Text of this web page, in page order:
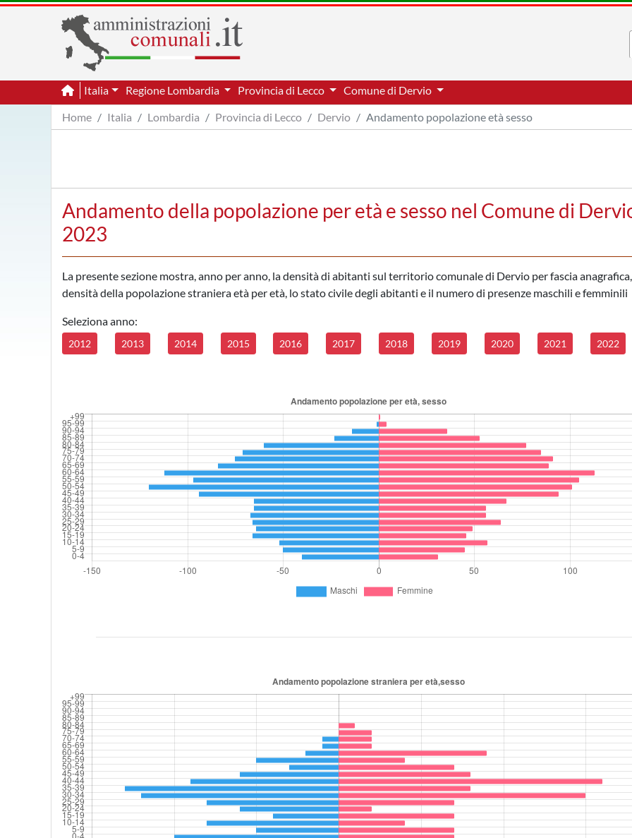
Italia Regione Lombardia Provincia di Lecco
Comune di Dervio
Home
Italia Lombardia Provincia di Lecco Dervio Andamento popolazione età sesso
Andamento della popolazione per età e sesso nel Comune di
2023
La presente sezione mostra, anno per anno, la densità di abitanti sul territorio comunale di Dervio per fascia
densità della popolazione straniera età per età, lo stato civile degli abitanti e il numero di presenze maschili e femminili
Seleziona anno:
2012 2013 2014 2015 2016 2017 2018 2019 2020 2021 2022